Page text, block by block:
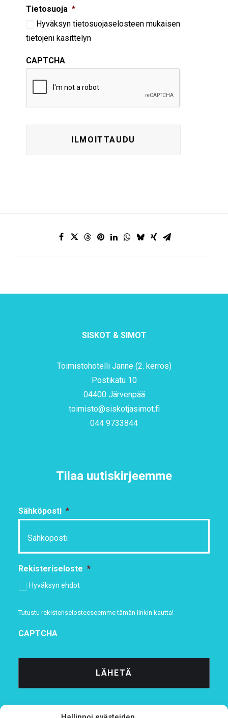
Tietosuoja *
Hyväksyn tietosuojaselosteen mukaisen
tietojeni käsittelyn
CAPTCHA
SISKOT & SIMOT
Toimistohotelli Janne (2. kerros)
Postikatu 10
04400 Järvenpää
toimisto@siskotjasimot.fi
044 9733844
Tilaa uutiskirjeemme
Sähköposti *
Rekisteriseloste *
Hyväksyn ehdot
Tutustu rekisteriselosteeseemmetämän linkin kautta!
CAPTCHA